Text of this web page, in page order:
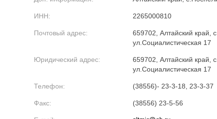
ИНН: 2265000810
Почтовый адрес:
659702, Алтайский край,
ул.Социалистическая 17
Юридический адрес:
659702, Алтайский край,
ул.Социалистическая 17
Телефон: (38556)- 23-3-18, 23-3-37
Факс: (38556) 23-5-56